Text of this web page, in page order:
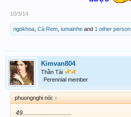
10/3/14
ngokhoa Cà Rem iumainhe and 1 other person
Kimvan804
Thần Tài
Perennial member
phuongnghi nói: ↑
49................................